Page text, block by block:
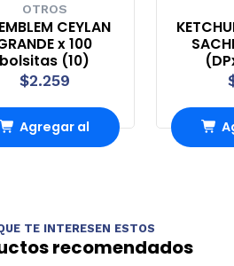
OTROS
CEYLAN
x 100
bolsitas (10)
$2.259
Agregar al
TE INTERESEN ESTOS
recomendados